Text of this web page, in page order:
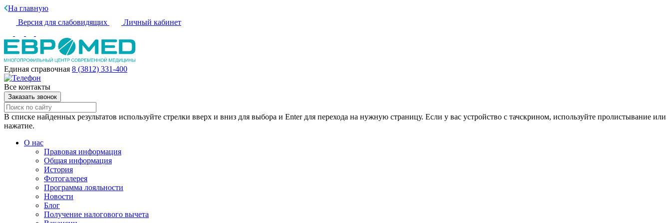
На главную
Версия для слабовидящих
Личный кабинет
Единая справочная 8 (3812) 331-400
Все контакты
Заказать звонок
В списке найденных результатов используйте стрелки вверх и вниз для выбора и Enter для перехода на нужную страницу. Если у вас устройство с тачскрином, используйте пролистывание или
нажатие.
О нас
Правовая информация
Общая информация
История
Фотогалерея
Программа лояльности
Новости
Блог
Получение налогового вычета